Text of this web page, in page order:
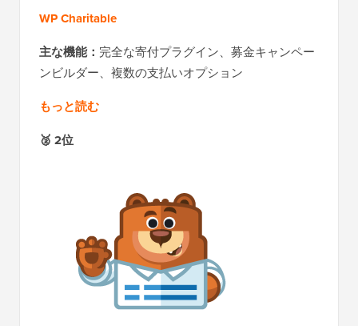
WP Charitable
主な機能： 完全な寄付プラグイン、募金キャンペー
ンビルダー、複数の支払いオプション
もっと読む
🥈 2位